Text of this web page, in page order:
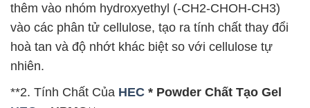
thêm vào nhóm hydroxyethyl (-CH2-CHOH-CH3)
vào các phân tử cellulose, tạo ra tính chất thay đổi
hoà tan và độ nhớt khác biệt so với cellulose tự
nhiên.
**2. Tính Chất Của HEC * Powder Chất Tạo Gel